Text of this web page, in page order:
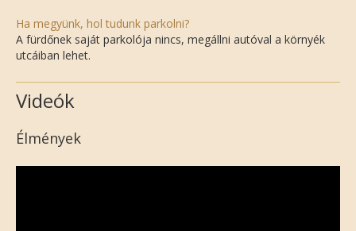
Ha megyünk, hol tudunk parkolni?
A fürdőnek saját parkolója nincs, megállni autóval a környék
utcáiban lehet.
Videók
Élmények